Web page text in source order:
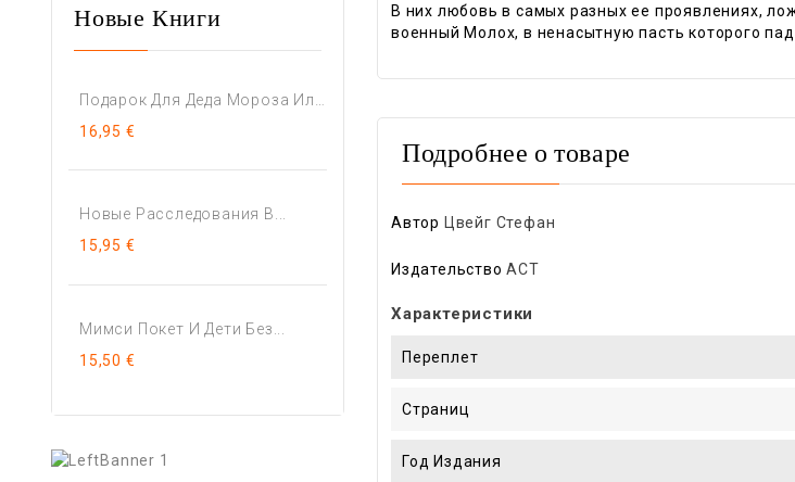
Новые Книги
16,95 €
Новые Расследования В...
15,95 €
Мимси Покет И Дети Без...
15,50 €
В них любовь в самых разных ее проявлениях,
военный Молох, в ненасытную пасть которого
Подробнее о товаре
Автор Цвейг Стефан
Издательство АСТ
Характеристики
Переплет
Страниц
Год Издания